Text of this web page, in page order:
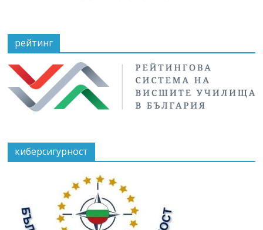
рейтинг
киберсигурност